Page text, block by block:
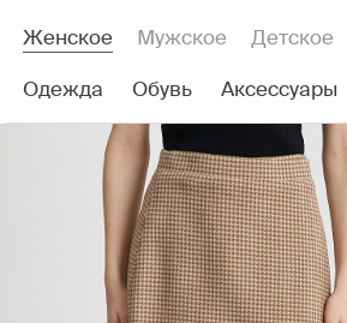
Женское Мужское Детское
Одежда Обувь Аксессуары